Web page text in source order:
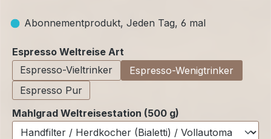
Abonnementprodukt, Jeden Tag, 6 mal
Espresso Weltreise Art
Espresso-Vieltrinker
Espresso-Wenigtrinker
Espresso Pur
Mahlgrad Weltreisestation (500 g)